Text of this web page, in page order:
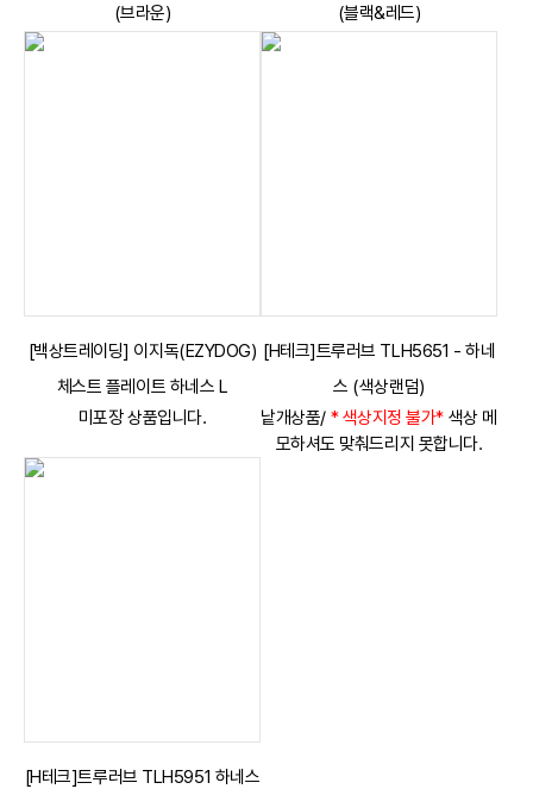
(브라운)
(블랙&레드)
[백상트레이딩] 이지독(EZYDOG)
체스트 플레이트 하네스 L
미포장 상품입니다.
[H테크]트루러브 TLH5651 - 하네
스 (색상랜덤)
낱개상품/ * 색상지정 불가* 색상 메
모하셔도 맞춰드리지 못합니다.
[H테크]트루러브 TLH5951 하네스